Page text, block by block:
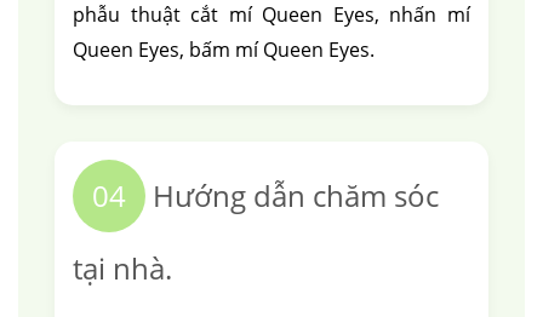
phẫu thuật cắt mí Queen Eyes, nhấn mí
Queen Eyes, bấm mí Queen Eyes.
04
Hướng dẫn chăm sóc
tại nhà.